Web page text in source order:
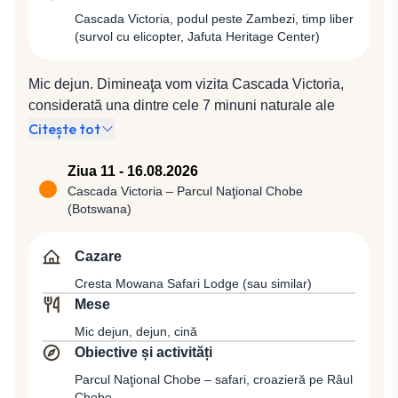
Național Victoria Falls.
Cascada Victoria, podul peste Zambezi, timp liber
(survol cu elicopter, Jafuta Heritage Center)
Mic dejun. Dimineaţa vom vizita Cascada Victoria,
considerată una dintre cele 7 minuni naturale ale
lumii, inclusă pe lista Patrimoniului Mondial UNESCO
108 metri, iar debitul său mediu depășește 1000 m3/s.
Victoria Falls este numită de localnici Mosi-oa-Tunya -
„fumul care tună”, deoarece norul de stropi de apă se
se aude până la 40 km distanță. Prima impresie va fi
de neuitat, Fluviul Zambezi vărsându-se cu o putere
fantastică în abis, descătuşând o energie imensă.
Vom avea prilejul de a admira şi podul construit peste
cascadă, care leagă Zimbabwe de Zambia, construit
în anul 1905. După-amiază timp liber pentru relaxare
la piscina hotelului sau activități individuale. Printre
Citește tot
Ziua 11 - 16.08.2026
Cascada Victoria – Parcul Naţional Chobe
(Botswana)
Cazare
Cresta Mowana Safari Lodge (sau similar)
Mese
Mic dejun, dejun, cină
Obiective și activități
Parcul Naţional Chobe – safari, croazieră pe Râul